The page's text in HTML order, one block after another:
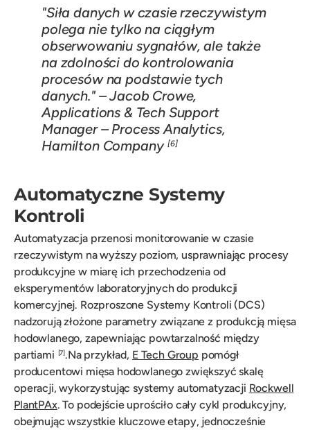
"Siła danych w czasie rzeczywistym
polega nie tylko na ciągłym
obserwowaniu sygnałów, ale także
na zdolności do kontrolowania
procesów na podstawie tych
danych." – Jacob Crowe,
Applications & Tech Support
Manager – Process Analytics,
Hamilton Company [6]
Automatyczne Systemy
Kontroli
Automatyzacja przenosi monitorowanie w czasie
rzeczywistym na wyższy poziom, usprawniając procesy
produkcyjne w miarę ich przechodzenia od
eksperymentów laboratoryjnych do produkcji
komercyjnej. Rozproszone Systemy Kontroli (DCS)
nadzorują złożone parametry związane z produkcją mięsa
hodowlanego, zapewniając powtarzalność między
partiami
[7] .Na przykład, E Tech Group pomógł
producentowi mięsa hodowlanego zwiększyć skalę
operacji, wykorzystując systemy automatyzacji Rockwell
PlantPAx. To podejście uprościło cały cykl produkcyjny,
obejmując wszystkie kluczowe etapy, jednocześnie